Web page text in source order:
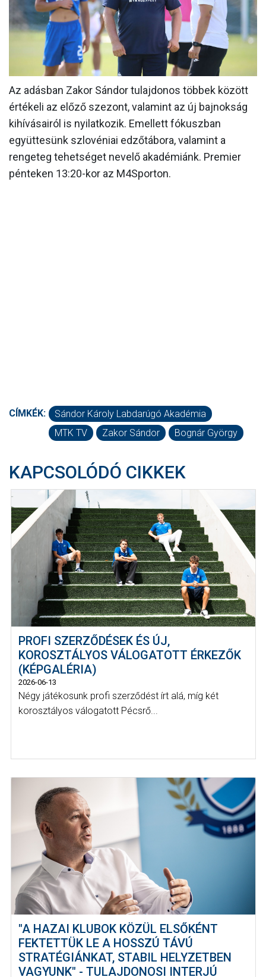
MÉRKŐZÉSEK
KLUB
GALÉRIA
SZURKOLÓI ÉLMÉNYEK
AKKREDITÁCIÓ
Az adásban Zakor Sándor tulajdonos többek között
értékeli az előző szezont, valamint az új bajnokság
kihívásairól is nyilatkozik. Emellett fókuszban
együttesünk szlovéniai edzőtábora, valamint a
rengeteg tehetséget nevelő akadémiánk. Premier
pénteken 13:20-kor az M4Sporton.
CÍMKÉK:
Sándor Károly Labdarúgó Akadémia
MTK TV
Zakor Sándor Bognár György
KAPCSOLÓDÓ CIKKEK
PROFI SZERZŐDÉSEK ÉS ÚJ,
KOROSZTÁLYOS VÁLOGATOTT ÉRKEZŐK
(KÉPGALÉRIA)
2026-06-13
Négy játékosunk profi szerződést írt alá, míg két
korosztályos válogatott Pécsrő...
"A HAZAI KLUBOK KÖZÜL ELSŐKÉNT
FEKTETTÜK LE A HOSSZÚ TÁVÚ
STRATÉGIÁNKAT, STABIL HELYZETBEN
VAGYUNK" - TULAJDONOSI INTERJÚ